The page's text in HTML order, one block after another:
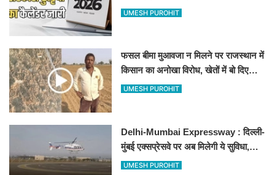
अवकाश, देखें
UMESH PUROHIT
फसल बीमा मुआवजा न मिलने पर राजस्थान में
किसान का अनोखा विरोध, खेतों में बो दिए
500-500 रुपए के नोट, वीडियो वायरल
UMESH PUROHIT
Delhi-Mumbai Expressway : दिल्ली-
मुंबई एक्सप्रेसवे पर अब मिलेगी ये सुविधा,
हेलीकॉप्टर सर्विस से तुरंत घायल पहुंचेगा
UMESH PUROHIT